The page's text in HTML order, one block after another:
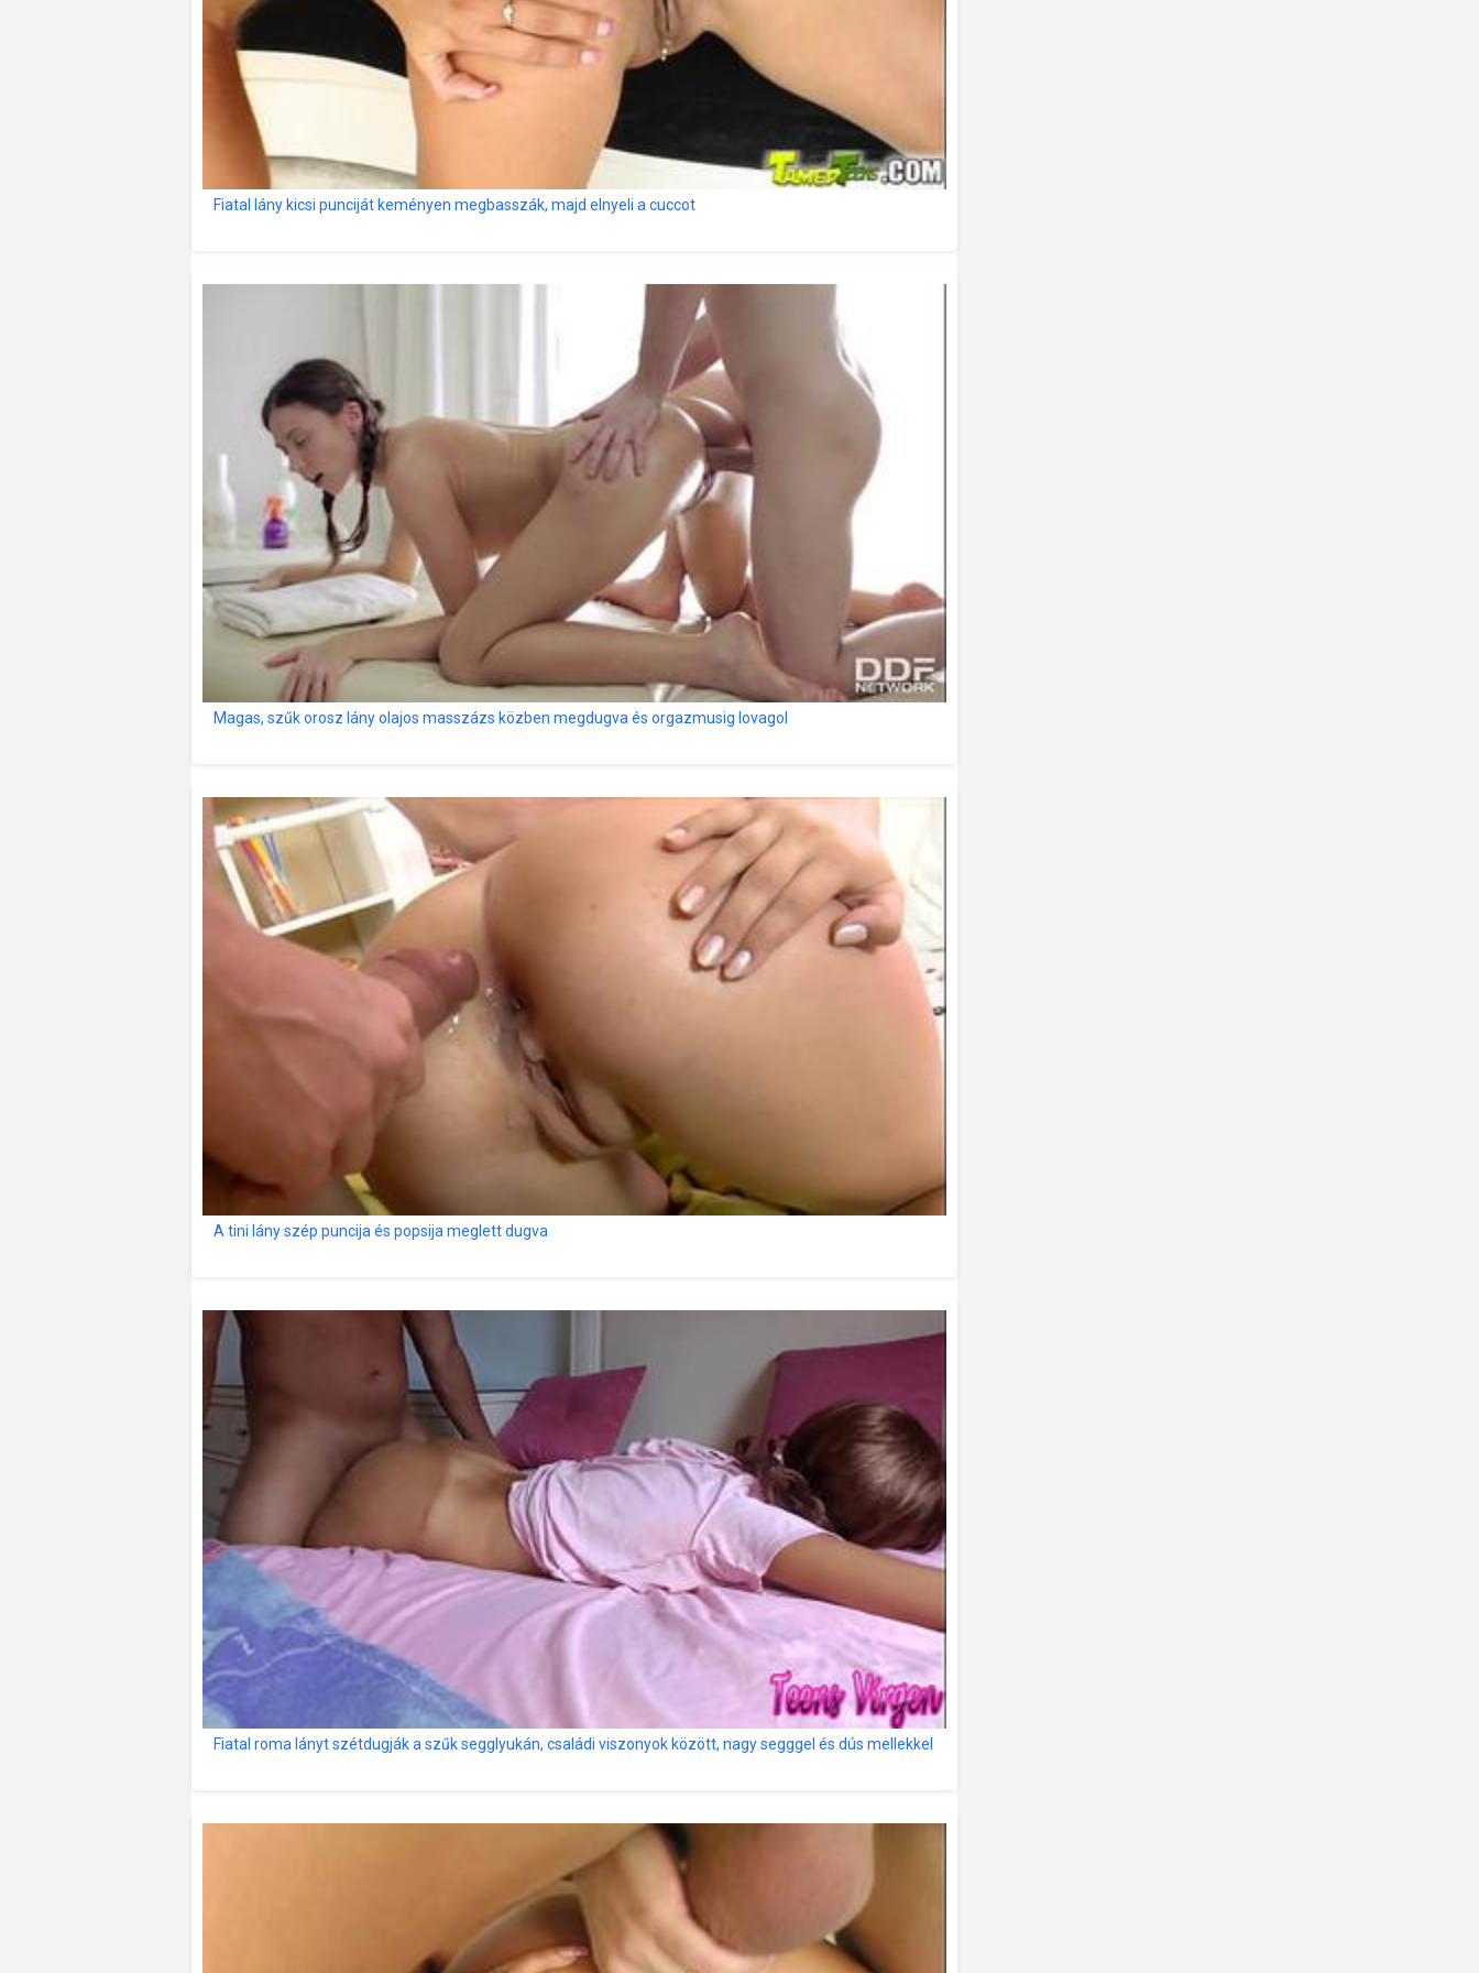
Fiatal lány kicsi punciját keményen megbasszák, majd elnyeli a cuccot
Magas, szűk orosz lány olajos masszázs közben megdugva és orgazmusig lovagol
A tini lány szép puncija és popsija meglett dugva
Fiatal roma lányt szétdugják a szűk segglyukán, családi viszonyok között, nagy segggel és dús mellekkel